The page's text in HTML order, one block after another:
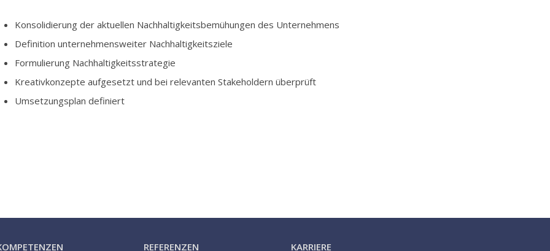
Konsolidierung der aktuellen Nachhaltigkeitsbemühungen des Unternehmens
Definition unternehmensweiter Nachhaltigkeitsziele
Formulierung Nachhaltigkeitsstrategie
Kreativkonzepte aufgesetzt und bei relevanten Stakeholdern überprüft
Umsetzungsplan definiert
REFERENZEN KARRIERE